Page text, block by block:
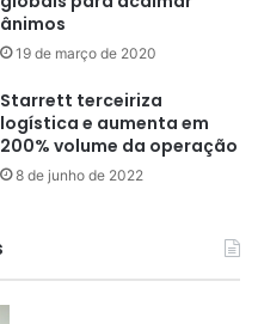
ânimos
19 de março de 2020
Starrett terceiriza
logística e aumenta em
200% volume da operação
8 de junho de 2022